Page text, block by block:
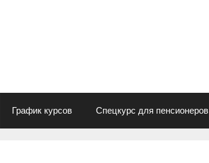
График курсов Спецкурс для пенсионеров